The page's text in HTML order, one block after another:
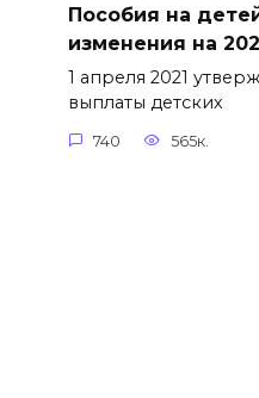
Пособия на
изменения на
1 апреля 2021
выплаты детских
740 565к.